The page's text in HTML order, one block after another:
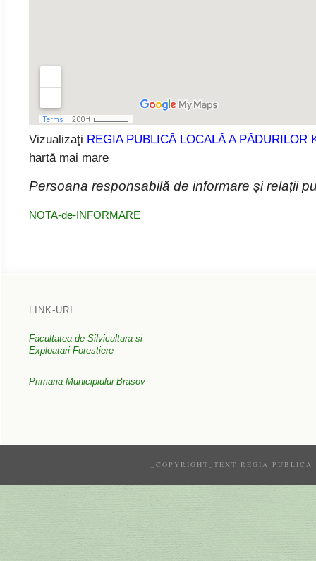
Vizualizaţi REGIA PUBLICĂ LOCALĂ A PĂDURILOR
hartă mai mare
Persoana responsabilă de informare și relații
NOTA-de-INFORMARE
LINK-URI
Facultatea de Silvicultura si
Exploatari Forestiere
Primaria Municipiului Brasov
_COPYRIGHT_TEXT REGIA